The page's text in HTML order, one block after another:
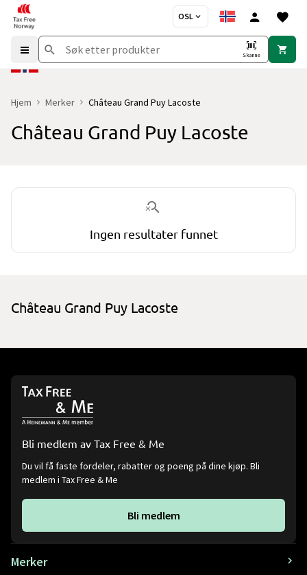
OSL
Skanne
Hjem Merker Château Grand Puy Lacoste
Château Grand Puy Lacoste
Ingen resultater funnet
Château Grand Puy Lacoste
Bli medlem av Tax Free & Me
Du vil få faste fordeler, rabatter og poeng på dine kjøp. Bli
medlem i Tax Free & Me
Bli medlem
Merker